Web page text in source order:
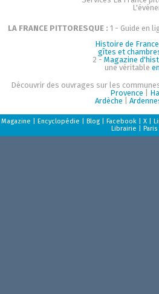
LA FRANCE PITTORESQUE : 1 - Guide en
Histoire de
gîtes et
2 - Magazine
une véritable
Découvrir des ouvrages sur les
Provence
Ardèche
Magazine Encyclopédie Blog| Facebook| X|
Librairie